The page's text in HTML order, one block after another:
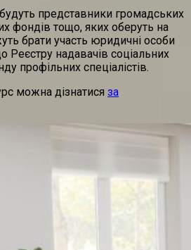
представники громадських
фондів тощо, яких оберуть на
брати участь юридичні особи
Реєстру надавачів соціальних
профільних спеціалістів.
можна дізнатися за